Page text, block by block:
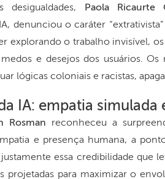
desigualdades, Paola Ricaurte
denunciou o caráter
explorando o trabalho invisível,
e desejos dos usuários. Os
lógicas coloniais e racistas,
IA: empatia simulada
Rosman reconheceu a
e presença humana, a
essa credibilidade que
projetadas para maximizar o